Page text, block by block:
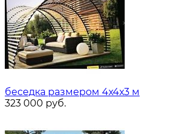
беседка размером 4х4х3 м
323 000 руб.